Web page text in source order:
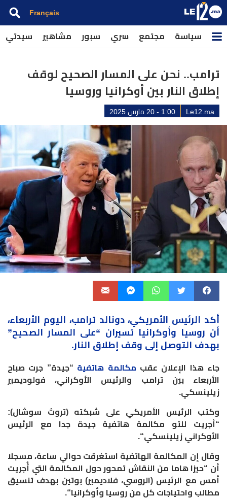
Français
سياسة مجتمع سري سبور مشاهير سيدتي
ترامب.. نحن على المسار الصحيح لوقف
إطلاق النار بين أوكرانيا وروسيا
Le12.ma 1:00 - 20 مارس 2025
أكد الرئيس الأمريكي، دونالد ترامب، اليوم الأربعاء،
أن روسيا وأوكرانيا تسيران “على المسار الصحيح”
بهدف التوصل إلى وقف إطلاق النار.
جاء هذا الإعلان عقب مكالمة هاتفية “جيدة” جرت صباح
الأربعاء بين ترامب والرئيس الأوكراني، فولوديمير
زيلينسكي.
وكتب الرئيس الأمريكي على شبكته (تروث سوشال):
“أجريت للتو مكالمة هاتفية جيدة جدا مع الرئيس
الأوكراني زيلينسكي“.
وقال إن المكالمة الهاتفية استغرقت حوالي ساعة، مسجلا
أن “حيزا هاما من النقاش تمحور حول المكالمة التي أُجريت
أمس مع الرئيس (الروسي، فلاديمير) بوتين بهدف تنسيق
مطالب واحتياجات كل من روسيا وأوكرانيا“.